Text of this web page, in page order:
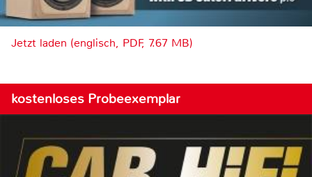
Jetzt laden (englisch, PDF, 7.67 MB)
kostenloses Probeexemplar